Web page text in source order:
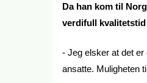
Da han kom til
verdifull
- Jeg elsker at det
ansatte. Muligheten